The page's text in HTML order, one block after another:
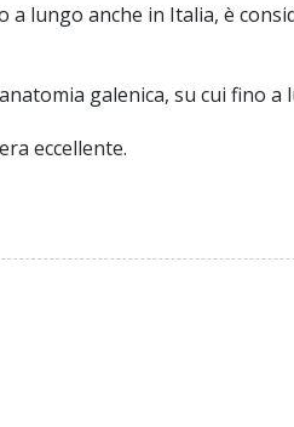
a lungo anche in Italia, è
galenica, su cui fino a
eccellente.